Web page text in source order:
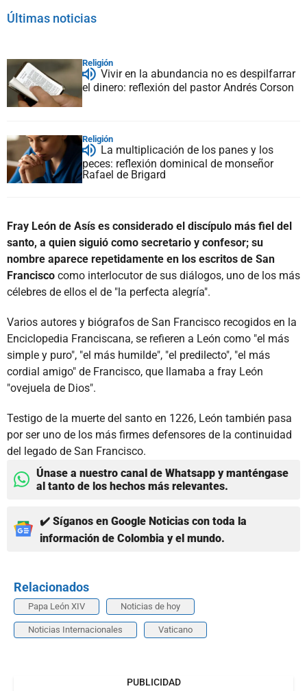
Últimas noticias
Religión
Vivir en la abundancia no es despilfarrar
el dinero: reflexión del pastor Andrés Corson
Religión
La multiplicación de los panes y los
peces: reflexión dominical de monseñor
Rafael de Brigard
Fray León de Asís es considerado el discípulo más fiel del
santo, a quien siguió como secretario y confesor; su
nombre aparece repetidamente en los escritos de San
Francisco como interlocutor de sus diálogos, uno de los más
célebres de ellos el de "la perfecta alegría".
Varios autores y biógrafos de San Francisco recogidos en la
Enciclopedia Franciscana, se refieren a León como "el más
simple y puro", "el más humilde", "el predilecto", "el más
cordial amigo" de Francisco, que llamaba a fray León
"ovejuela de Dios".
Testigo de la muerte del santo en 1226, León también pasa
por ser uno de los más firmes defensores de la continuidad
del legado de San Francisco.
Únase a nuestro canal de Whatsapp y manténgase
al tanto de los hechos más relevantes.
✔️ Síganos en Google Noticias con toda la
información de Colombia y el mundo.
Relacionados
Papa León XIV Noticias de hoy
Noticias Internacionales Vaticano
PUBLICIDAD